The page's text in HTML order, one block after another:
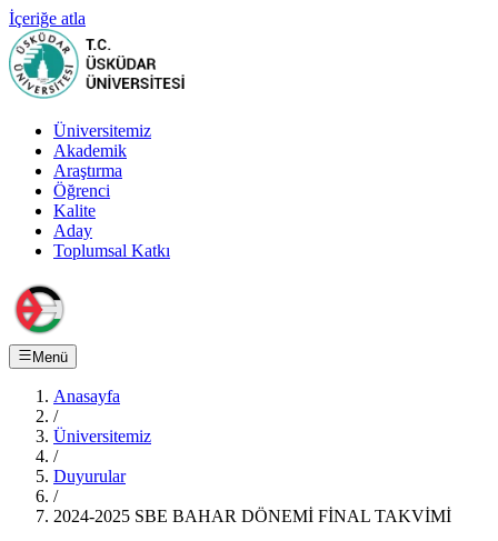
İçeriğe atla
Üniversitemiz
Akademik
Araştırma
Öğrenci
Kalite
Aday
Toplumsal Katkı
Menü
Anasayfa
/
Üniversitemiz
/
Duyurular
/
2024-2025 SBE BAHAR DÖNEMİ FİNAL TAKVİMİ